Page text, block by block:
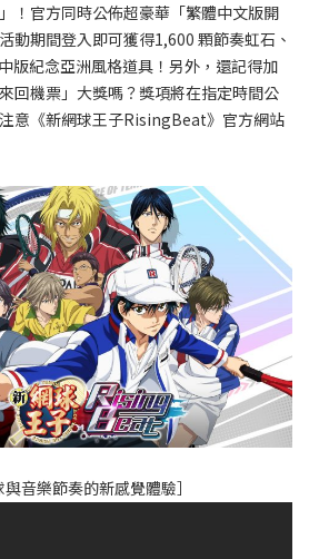
！官方同時公佈超豪華「繁體中文版開
動期間登入即可獲得1,600 顆節奏虹石、
版紀念亞洲風格道具！另外，還記得加
回機票」大獎嗎？獎項將在指定時間公
意《新網球王子RisingBeat》官方網站
與音樂節奏的新感覺體驗］